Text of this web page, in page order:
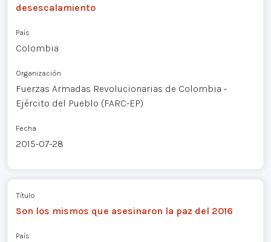
desescalamiento
País
Colombia
Organización
Fuerzas Armadas Revolucionarias de Colombia -
Ejército del Pueblo (FARC-EP)
Fecha
2015-07-28
Título
Son los mismos que asesinaron la paz del 2016
País